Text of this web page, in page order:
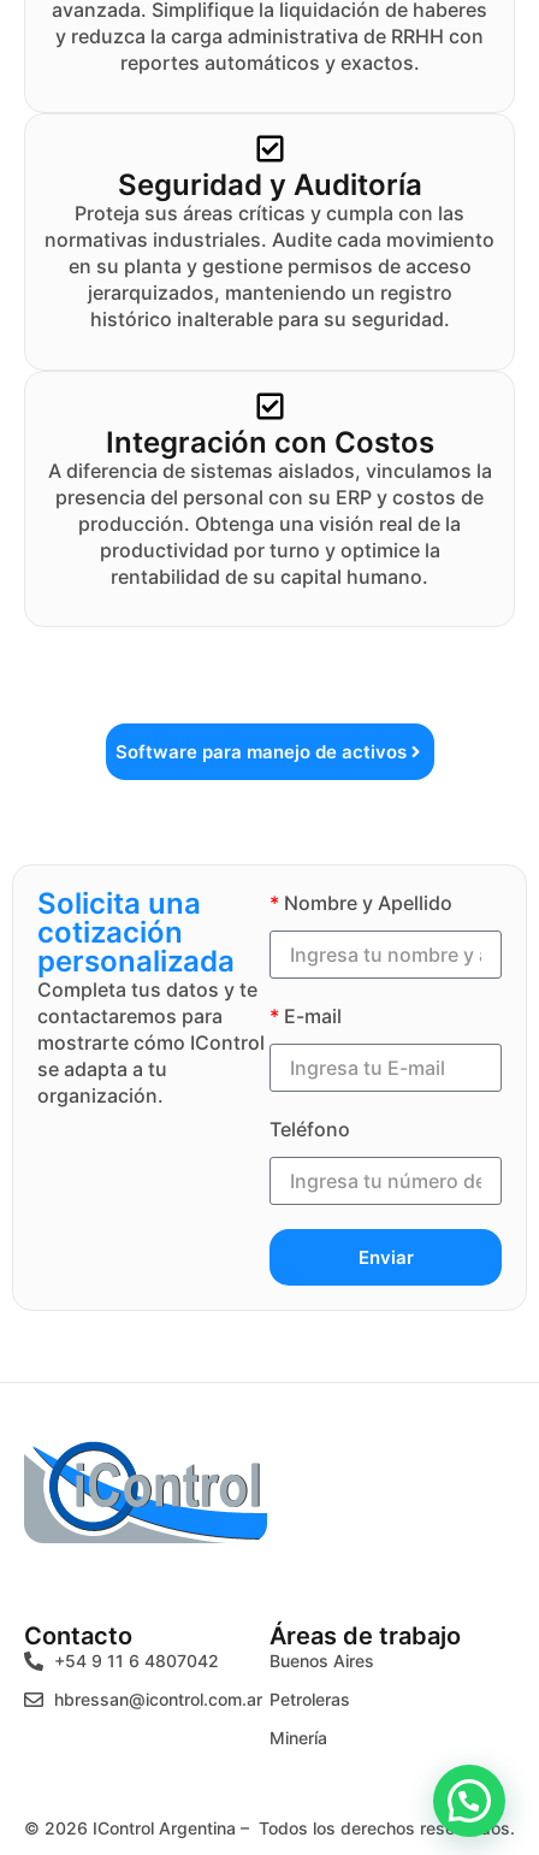
avanzada. Simplifique la liquidación de haberes
y reduzca la carga administrativa de RRHH con
reportes automáticos y exactos.
Seguridad y Auditoría
Proteja sus áreas críticas y cumpla con las
normativas industriales. Audite cada movimiento
en su planta y gestione permisos de acceso
jerarquizados, manteniendo un registro
histórico inalterable para su seguridad.
Integración con Costos
A diferencia de sistemas aislados, vinculamos la
presencia del personal con su ERP y costos de
producción. Obtenga una visión real de la
productividad por turno y optimice la
rentabilidad de su capital humano.
Software para manejo de activos
Solicita una
cotización
personalizada
Completa tus datos y te
contactaremos para
mostrarte cómo IControl
se adapta a tu
organización.
* Nombre y Apellido
* E-mail
Teléfono
Enviar
Contacto
+54 9 11 6 4807042
hbressan@icontrol.com.ar
Áreas de trabajo
Buenos Aires
Petroleras
Minería
© 2026 IControl Argentina – Todos los derechos reservados.